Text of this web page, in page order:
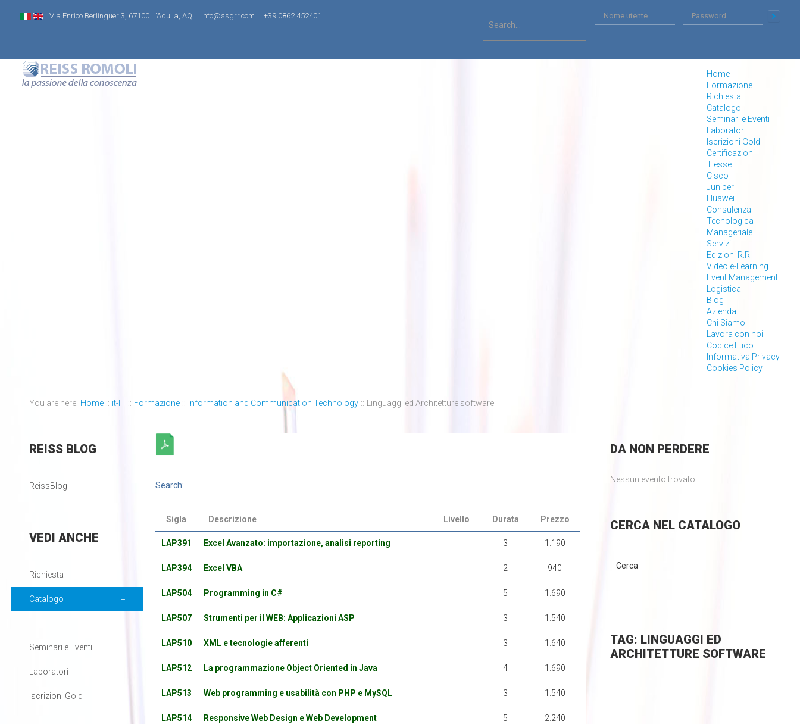
Via Enrico Berlinguer 3, 67100 L'Aquila, AQ info@ssgrr.com +39 0862 452401
Home
Formazione
Richiesta
Catalogo
Seminari e Eventi
Laboratori
Iscrizioni Gold
Certificazioni
Tiesse
Cisco
Juniper
Huawei
Consulenza
Tecnologica
Manageriale
Servizi
Edizioni R.R
Video e-Learning
Event Management
Logistica
Blog
Azienda
Chi Siamo
Lavora con noi
Codice Etico
Informativa Privacy
Cookies Policy
You are here: Home :: it-IT :: Formazione :: Information and Communication Technology :: Linguaggi ed Architetture software
Search:
Sigla Descrizione Livello Durata Prezzo
LAP391 Excel Avanzato: importazione, analisi reporting 3 1.190
LAP394 Excel VBA 2 940
LAP504 Programming in C# 5 1.690
LAP507 Strumenti per il WEB: Applicazioni ASP 3 1.540
LAP510 XML e tecnologie afferenti 3 1.640
LAP512 La programmazione Object Oriented in Java 4 1.690
LAP513 Web programming e usabilità con PHP e MySQL 3 1.540
LAP514 Responsive Web Design e Web Development 5 2.240
REISSBLOG
ReissBlog
VEDI ANCHE
Richiesta
Catalogo
Seminari e Eventi
Laboratori
Iscrizioni Gold
DANON PERDERE
Nessun evento trovato
CERCANEL CATALOGO
TAG: LINGUAGGI ED
ARCHITETTURE SOFTWARE